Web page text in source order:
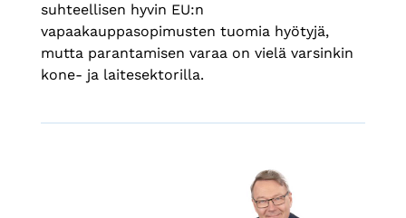
suhteellisen hyvin EU:n
vapaakauppasopimusten tuomia hyötyjä,
mutta parantamisen varaa on vielä varsinkin
kone- ja laitesektorilla.